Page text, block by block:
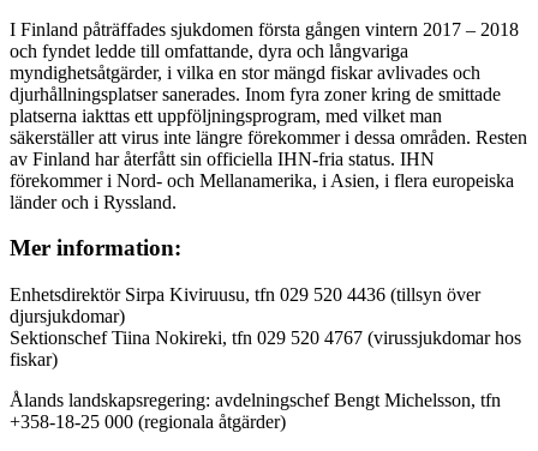
I Finland påträffades sjukdomen första gången vintern 2017 – 2018
och fyndet ledde till omfattande, dyra och långvariga
myndighetsåtgärder, i vilka en stor mängd fiskar avlivades och
djurhållningsplatser sanerades. Inom fyra zoner kring de smittade
platserna iakttas ett uppföljningsprogram, med vilket man
säkerställer att virus inte längre förekommer i dessa områden. Resten
av Finland har återfått sin officiella IHN-fria status. IHN
förekommer i Nord- och Mellanamerika, i Asien, i flera europeiska
länder och i Ryssland.
Mer information:
Enhetsdirektör Sirpa Kiviruusu, tfn 029 520 4436 (tillsyn över
djursjukdomar)
Sektionschef Tiina Nokireki, tfn 029 520 4767 (virussjukdomar hos
fiskar)
Ålands landskapsregering: avdelningschef Bengt Michelsson, tfn
+358-18-25 000 (regionala åtgärder)